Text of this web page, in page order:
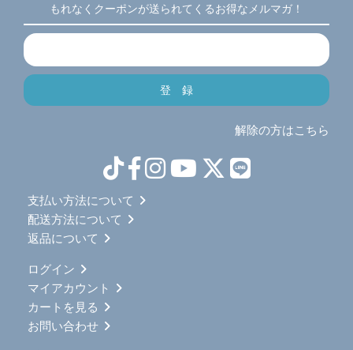
もれなくクーポンが送られてくるお得なメルマガ！
解除の方はこちら
支払い方法について
配送方法について
返品について
ログイン
マイアカウント
カートを見る
お問い合わせ